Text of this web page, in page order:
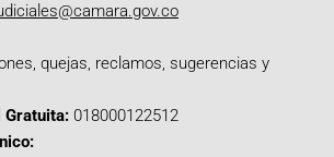
quejas, reclamos, sugerencias y
Gratuita: 018000122512